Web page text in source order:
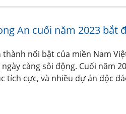
An cuối năm 2023 bắt
nổi bật của miền Nam
càng sôi động. Cuối năm
tích cực, và nhiều dự án độc